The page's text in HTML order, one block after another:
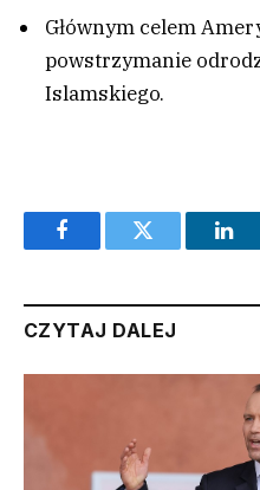
Głównym celem
powstrzymanie
Islamskiego.
FacebookTwitter
CZYTAJ DALEJ